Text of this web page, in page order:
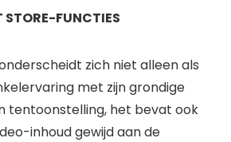
STORE-FUNCTIES
zich niet alleen als
met zijn grondige
tentoonstelling, het bevat ook
inhoud gewijd aan de